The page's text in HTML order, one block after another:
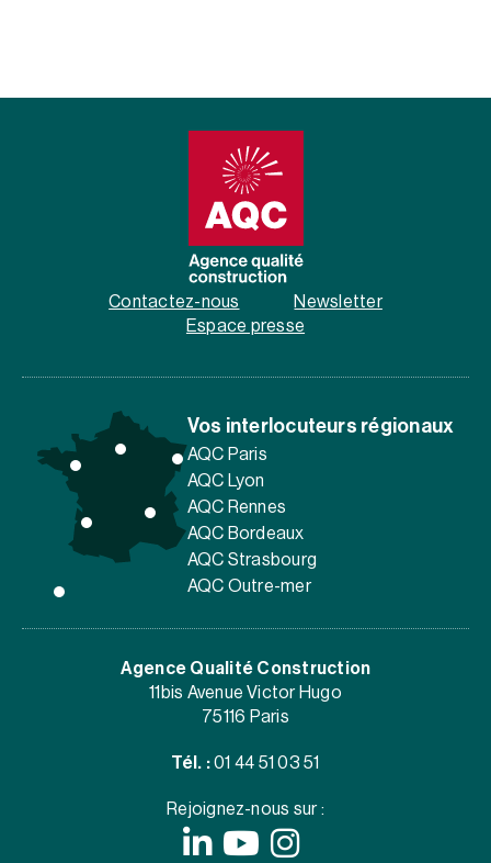
Contactez-nous
Newsletter
Espace presse
Vos interlocuteurs régionaux
AQC Paris
AQC Lyon
AQC Rennes
AQC Bordeaux
AQC Strasbourg
AQC Outre-mer
Agence Qualité Construction
11bis Avenue Victor Hugo
75116 Paris
Tél. : 01 44 51 03 51
Rejoignez-nous sur :